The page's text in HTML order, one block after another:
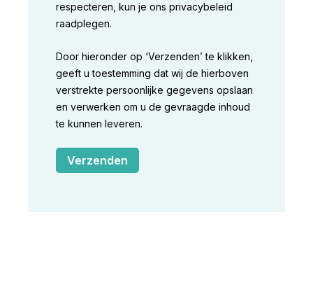
respecteren, kun je ons privacybeleid
raadplegen.
Door hieronder op ‘Verzenden’ te klikken,
geeft u toestemming dat wij de hierboven
verstrekte persoonlijke gegevens opslaan
en verwerken om u de gevraagde inhoud
te kunnen leveren.